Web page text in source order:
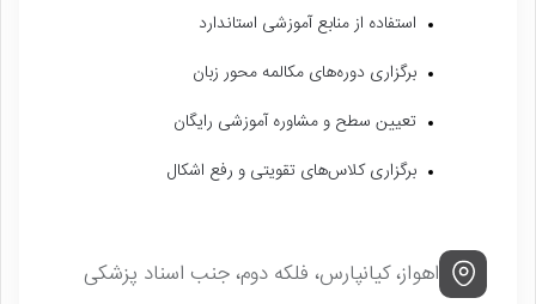
استفاده از منابع آموزشی استاندارد
برگزاری دوره‌های مکالمه محور زبان
تعیین سطح و مشاوره آموزشی رایگان
برگزاری کلاس‌های تقویتی و رفع اشکال
اهواز، کیانپارس، فلکه دوم، جنب اسناد پزشکی